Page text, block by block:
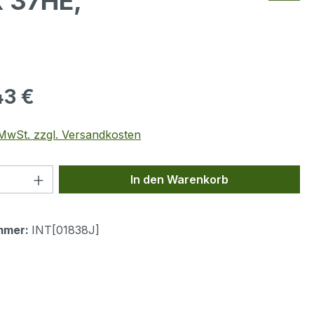
€
zzgl. Versandkosten
Anzahl: Gib den gewünschten Wert
In den Warenkorb
INT[01838J]